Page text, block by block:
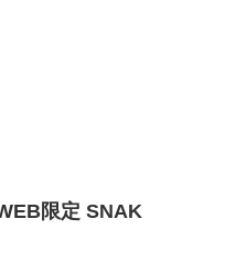
限定 SNAK